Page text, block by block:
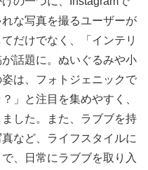
な写真を撮るユーザーが
だけでなく、「インテリ
話題に。ぬいぐるみや小
は、フォトジェニックで
」と注目を集めやすく、
した。また、ラブブを持
など、ライフスタイルに
、日常にラブブを取り入